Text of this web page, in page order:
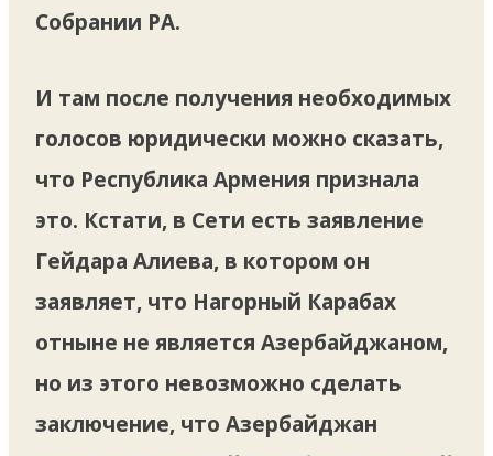
Собрании РА.
И там после получения необходимых
голосов юридически можно сказать,
что Республика Армения признала
это. Кстати, в Сети есть заявление
Гейдара Алиева, в котором он
заявляет, что Нагорный Карабах
отныне не является Азербайджаном,
но из этого невозможно сделать
заключение, что Азербайджан